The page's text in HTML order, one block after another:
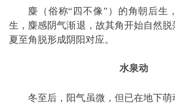
麋（俗称“四不像”）的角朝后生
生，麋感阴气渐退，故其角开始自然
夏至角脱形成阴阳对应。
水泉动
冬至后，阳气虽微，但已在地下